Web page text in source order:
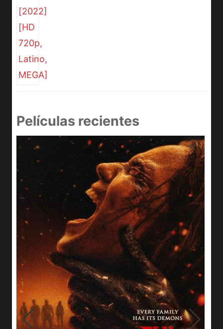
Películas recientes